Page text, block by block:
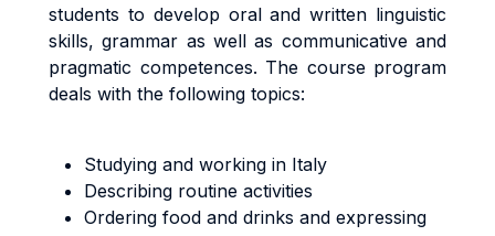
students to develop oral and written linguistic
skills, grammar as well as communicative and
pragmatic competences. The course program
deals with the following topics:
Studying and working in Italy
Describing routine activities
Ordering food and drinks and expressing